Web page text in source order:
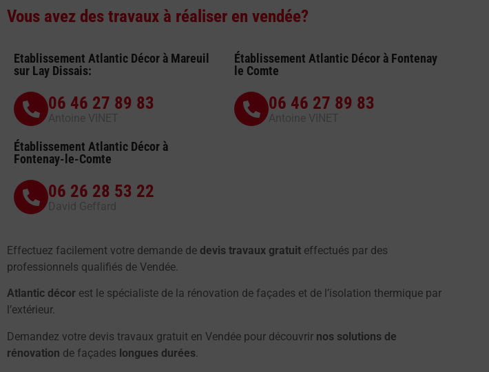
Vous avez des travaux à réaliser en vendée?
Etablissement Atlantic Décor à Mareuil
sur Lay Dissais:
06 46 27 89 83
Établissement Atlantic Décor à Fontenay
le Comte
06 46 27 89 83
Établissement Atlantic Décor à
Fontenay-le-Comte
06 26 28 53 22
Effectuez facilement votre demande de devis travaux gratuit effectués par des
professionnels qualifiés de Vendée.
Atlantic décor est le spécialiste de la rénovation de façades et de l’isolation thermique par
l’extérieur.
Demandez votre devis travaux gratuit en Vendée pour découvrir nos solutions de
rénovation de façades longues durées